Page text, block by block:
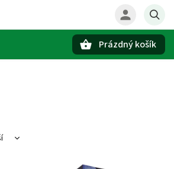
Prázdný košík